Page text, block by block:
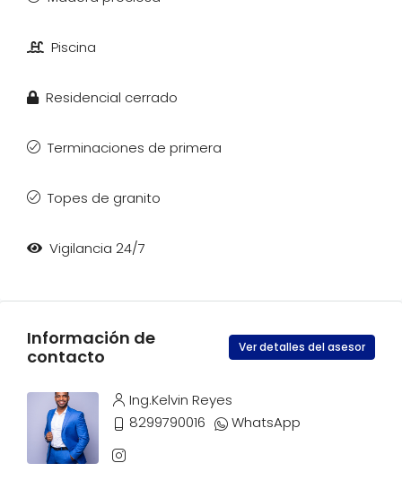
Piscina
Residencial cerrado
Terminaciones de primera
Topes de granito
Vigilancia 24/7
Información de
contacto
Ver detalles del asesor
Ing.Kelvin Reyes
8299790016
WhatsApp